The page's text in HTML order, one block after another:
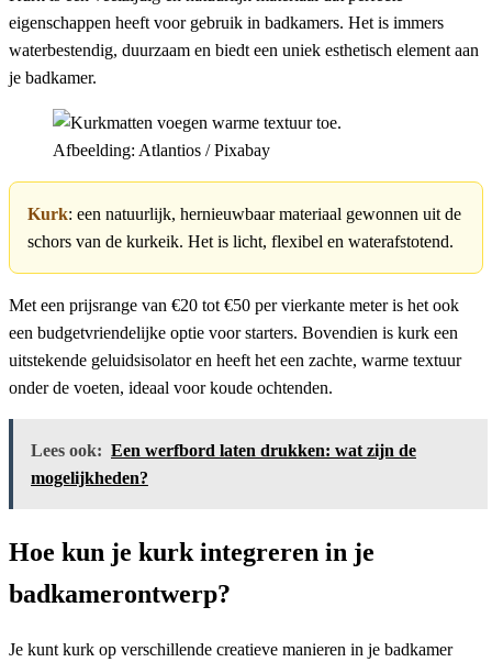
eigenschappen heeft voor gebruik in badkamers. Het is immers
waterbestendig, duurzaam en biedt een uniek esthetisch element aan
je badkamer.
Afbeelding: Atlantios / Pixabay
Kurk: een natuurlijk, hernieuwbaar materiaal gewonnen uit de
schors van de kurkeik. Het is licht, flexibel en waterafstotend.
Met een prijsrange van €20 tot €50 per vierkante meter is het ook
een budgetvriendelijke optie voor starters. Bovendien is kurk een
uitstekende geluidsisolator en heeft het een zachte, warme textuur
onder de voeten, ideaal voor koude ochtenden.
Lees ook: Een werfbord laten drukken: wat zijn de
mogelijkheden?
Hoe kun je kurk integreren in je
badkamerontwerp?
Je kunt kurk op verschillende creatieve manieren in je badkamer